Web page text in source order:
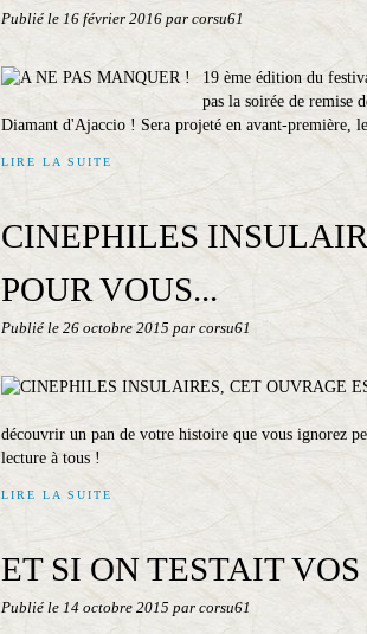
Publié le 16 février 2016 par corsu61
19 ème édition du
pas la soirée de remise
Diamant d'Ajaccio ! Sera projeté en avant-première,
LIRE LA SUITE
CINEPHILES
POUR VOUS...
Publié le 26 octobre 2015 par corsu61
découvrir un pan de votre histoire que vous ignorez
lecture à tous !
LIRE LA SUITE
ET SI ON TESTAIT
Publié le 14 octobre 2015 par corsu61